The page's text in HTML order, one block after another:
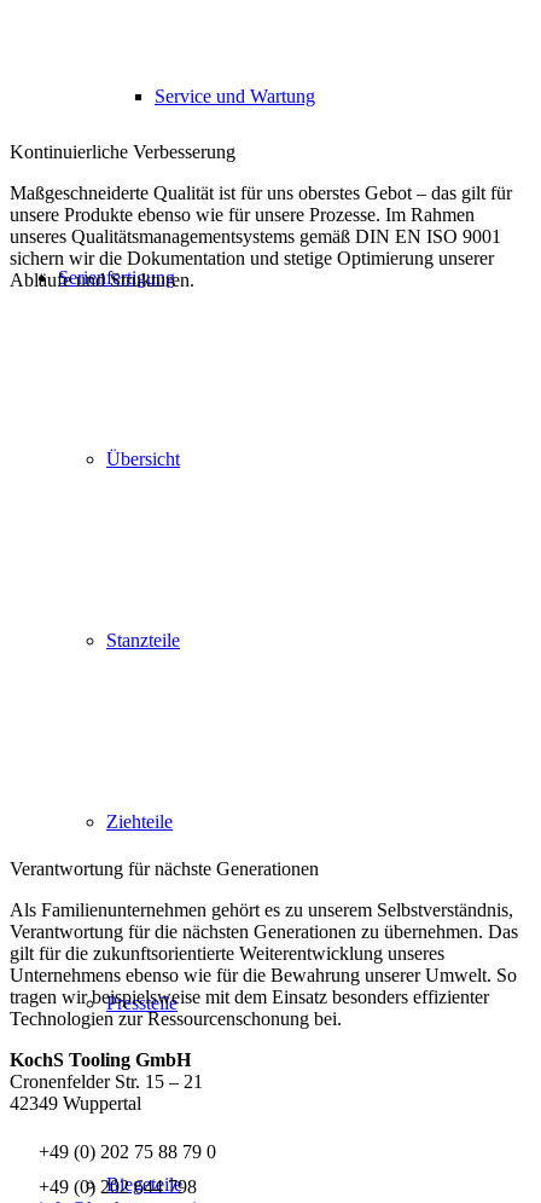
Service und Wartung
Serienfertigung
Übersicht
Stanzteile
Ziehteile
Pressteile
Biegeteile
Kontinuierliche Verbesserung
Maßgeschneiderte Qualität ist für uns oberstes Gebot – das gilt für
unsere Produkte ebenso wie für unsere Prozesse. Im Rahmen
unseres Qualitätsmanagementsystems gemäß DIN EN ISO 9001
sichern wir die Dokumentation und stetige Optimierung unserer
Abläufe und Strukturen.
Verantwortung für nächste Generationen
Als Familienunternehmen gehört es zu unserem Selbstverständnis,
Verantwortung für die nächsten Generationen zu übernehmen. Das
gilt für die zukunftsorientierte Weiterentwicklung unseres
Unternehmens ebenso wie für die Bewahrung unserer Umwelt. So
tragen wir beispielsweise mit dem Einsatz besonders effizienter
Technologien zur Ressourcenschonung bei.
KochS Tooling GmbH
Cronenfelder Str. 15 – 21
42349 Wuppertal
+49 (0) 202 75 88 79 0
+49 (0) 202 644 798